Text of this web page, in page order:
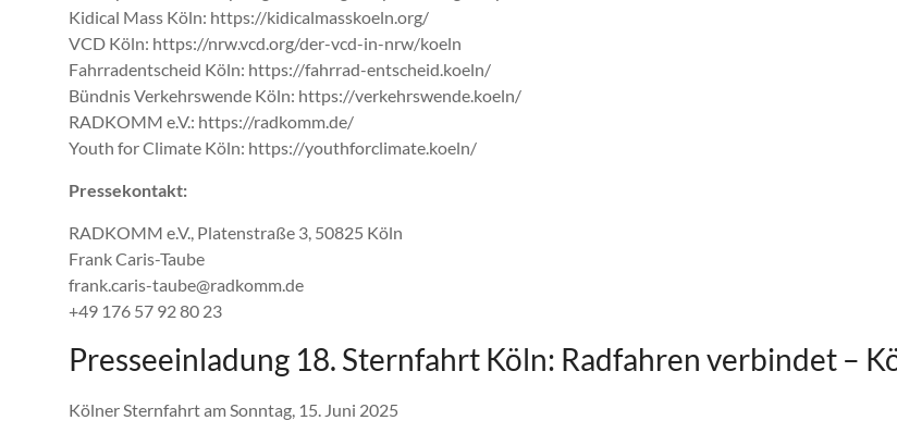
Kidical Mass Köln: https://kidicalmasskoeln.org/
VCD Köln: https://nrw.vcd.org/der-vcd-in-nrw/koeln
Fahrradentscheid Köln: https://fahrrad-entscheid.koeln/
Bündnis Verkehrswende Köln: https://verkehrswende.koeln/
RADKOMM e.V.: https://radkomm.de/
Youth for Climate Köln: https://youthforclimate.koeln/
Pressekontakt:
RADKOMM e.V., Platenstraße 3, 50825 Köln
Frank Caris-Taube
frank.caris-taube@radkomm.de
+49 176 57 92 80 23
Presseeinladung 18. Sternfahrt Köln: Radfahren verbindet –
Kölner Sternfahrt am Sonntag, 15. Juni 2025